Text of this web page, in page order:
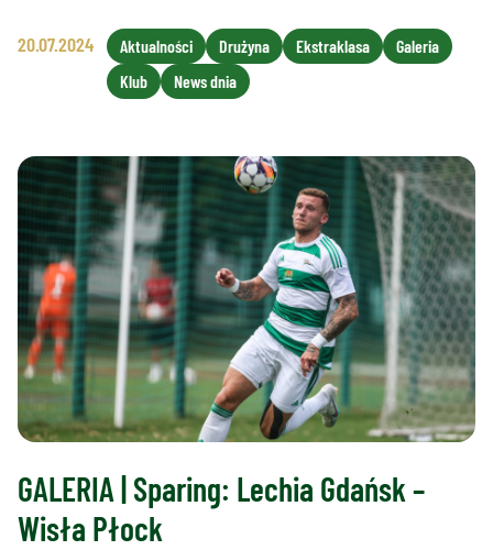
20.07.2024 Aktualności Drużyna Ekstraklasa
Galeria
Klub
News dnia
GALERIA | Sparing: Lechia Gdańsk –
Wisła Płock